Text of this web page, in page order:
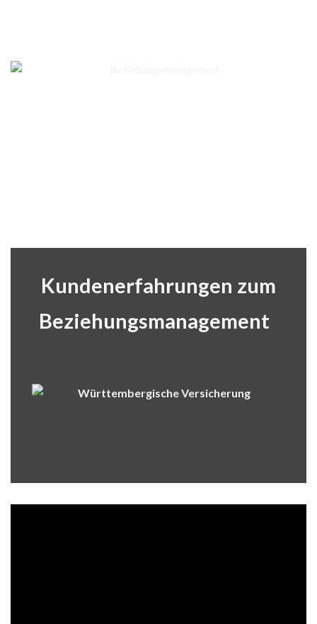
Kundenerfahrungen zum
Beziehungsmanagement